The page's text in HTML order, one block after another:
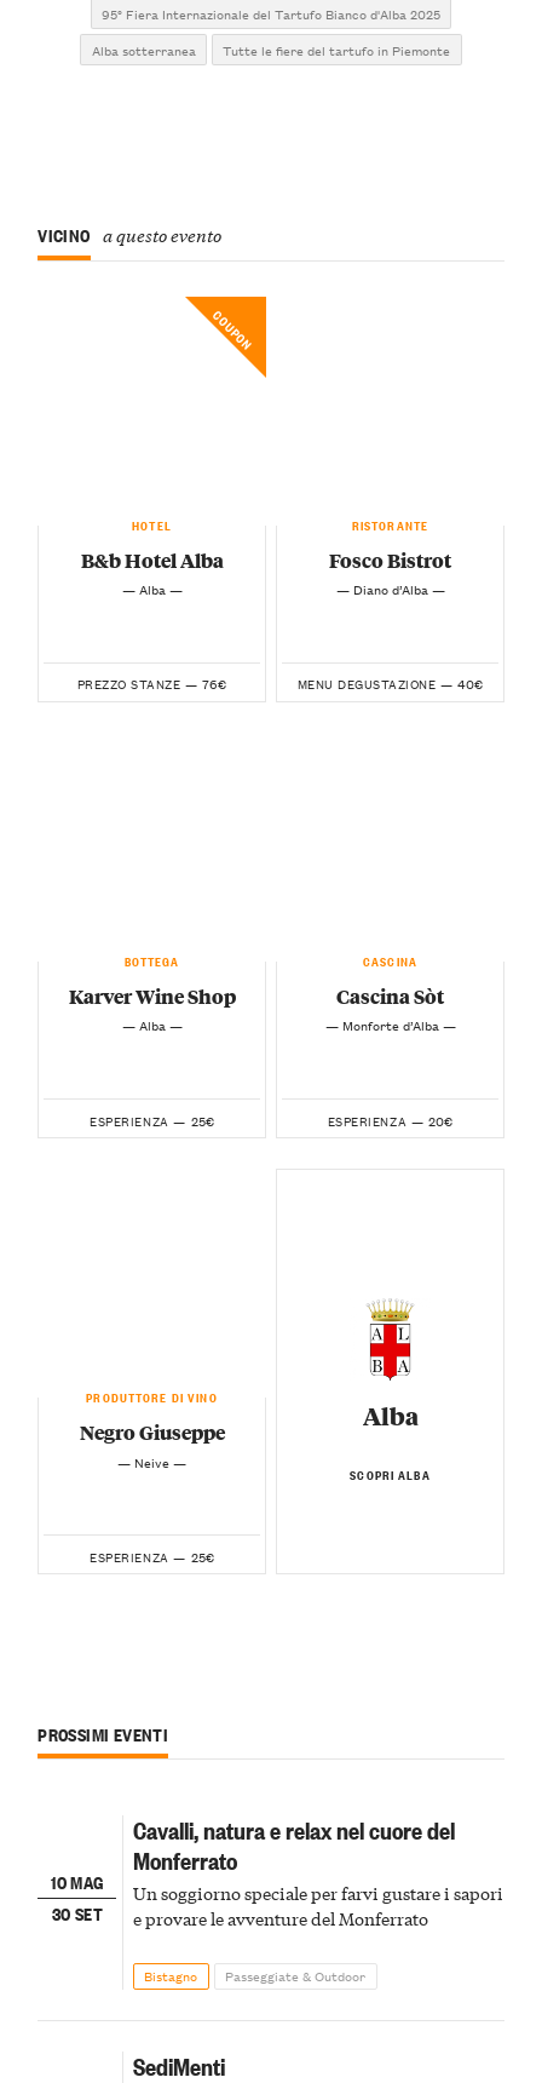
95° Fiera Internazionale del Tartufo Bianco d'Alba 2025
Alba sotterranea
Tutte le fiere del tartufo in Piemonte
VICINO a questo evento
COUPON
HOTEL
B&b Hotel Alba
— Alba —
PREZZO STANZE — 76€
RISTORANTE
Fosco Bistrot
— Diano d’Alba —
MENU DEGUSTAZIONE — 40€
BOTTEGA
Karver Wine Shop
— Alba —
ESPERIENZA — 25€
CASCINA
Cascina Sòt
— Monforte d’Alba —
ESPERIENZA — 20€
PRODUTTORE DI VINO
Negro Giuseppe
— Neive —
ESPERIENZA — 25€
Alba
SCOPRI ALBA
PROSSIMI EVENTI
10 MAG
30 SET
Cavalli, natura e relax nel cuore del
Monferrato
Un soggiorno speciale per farvi gustare i sapori
e provare le avventure del Monferrato
Bistagno Passeggiate & Outdoor
SediMenti